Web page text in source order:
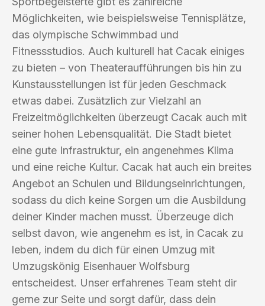
Möglichkeiten, wie beispielsweise Tennisplätze,
das olympische Schwimmbad und
Fitnessstudios. Auch kulturell hat Cacak einiges
zu bieten – von Theateraufführungen bis hin zu
Kunstausstellungen ist für jeden Geschmack
etwas dabei. Zusätzlich zur Vielzahl an
Freizeitmöglichkeiten überzeugt Cacak auch mit
seiner hohen Lebensqualität. Die Stadt bietet
eine gute Infrastruktur, ein angenehmes Klima
und eine reiche Kultur. Cacak hat auch ein breites
Angebot an Schulen und Bildungseinrichtungen,
sodass du dich keine Sorgen um die Ausbildung
deiner Kinder machen musst. Überzeuge dich
selbst davon, wie angenehm es ist, in Cacak zu
leben, indem du dich für einen Umzug mit
Umzugskönig Eisenhauer Wolfsburg
entscheidest. Unser erfahrenes Team steht dir
gerne zur Seite und sorgt dafür, dass dein